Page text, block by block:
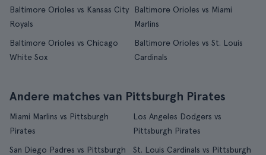
Baltimore Orioles vs Kansas City
Royals
Baltimore Orioles vs Miami
Marlins
Baltimore Orioles vs Chicago
White Sox
Baltimore Orioles vs St. Louis
Cardinals
Andere matches van Pittsburgh Pirates
Miami Marlins vs Pittsburgh
Pirates
Los Angeles Dodgers vs
Pittsburgh Pirates
San Diego Padres vs Pittsburgh
St. Louis Cardinals vs Pittsburgh